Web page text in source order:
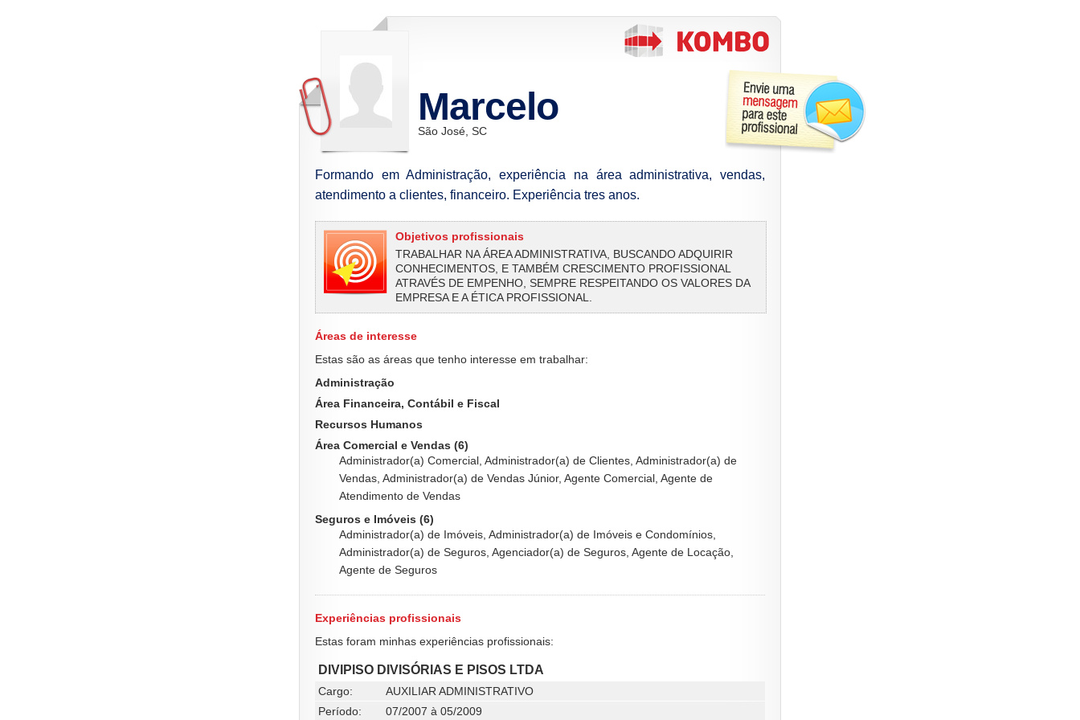
Marcelo
São José, SC
Formando em Administração, experiência na área administrativa, vendas,
atendimento a clientes, financeiro. Experiência tres anos.
Objetivos profissionais
TRABALHAR NA ÁREA ADMINISTRATIVA, BUSCANDO ADQUIRIR
CONHECIMENTOS, E TAMBÉM CRESCIMENTO PROFISSIONAL
ATRAVÉS DE EMPENHO, SEMPRE RESPEITANDO OS VALORES DA
EMPRESA E A ÉTICA PROFISSIONAL.
Áreas de interesse
Estas são as áreas que tenho interesse em trabalhar:
Administração
Área Financeira, Contábil e Fiscal
Recursos Humanos
Área Comercial e Vendas (6)
Administrador(a) Comercial, Administrador(a) de Clientes, Administrador(a) de
Vendas, Administrador(a) de Vendas Júnior, Agente Comercial, Agente de
Atendimento de Vendas
Seguros e Imóveis (6)
Administrador(a) de Imóveis, Administrador(a) de Imóveis e Condomínios,
Administrador(a) de Seguros, Agenciador(a) de Seguros, Agente de Locação,
Agente de Seguros
Experiências profissionais
Estas foram minhas experiências profissionais:
DIVIPISO DIVISÓRIAS E PISOS LTDA
Cargo:
AUXILIAR ADMINISTRATIVO
Período:
07/2007 à 05/2009